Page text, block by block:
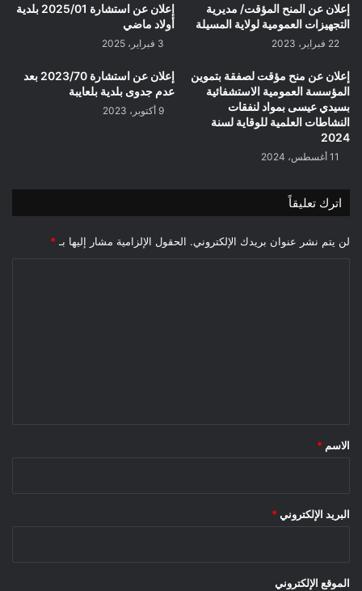
إعلان عن المنح المؤقت/ مديرية
التجهيزات العمومية لولاية المسيلة
22 فبراير، 2023
إعلان عن استشارة 2025/01 بلدية
أولاد ماضي
3 فبراير، 2025
إعلان عن منح مؤقت لصفقة بتموين
المؤسسة العمومية الاستشفائية
بسيدي عيسى بمواد لنفقات
النشاطات العلمية للوقاية لسنة
2024
11 أغسطس، 2024
إعلان عن استشارة 2023/70 بعد
عدم جدوى بلدية بلعايبة
9 أكتوبر، 2023
اترك تعليقاً
لن يتم نشر عنوان بريدك الإلكتروني. الحقول الإلزامية مشار إليها بـ *
*
الاسم *
البريد الإلكتروني *
الموقع الإلكتروني